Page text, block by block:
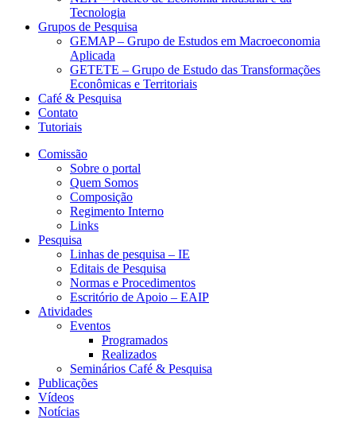
Tecnologia
Grupos de Pesquisa
GEMAP – Grupo de Estudos em Macroeconomia
Aplicada
GETETE – Grupo de Estudo das Transformações
Econômicas e Territoriais
Café & Pesquisa
Contato
Tutoriais
Comissão
Sobre o portal
Quem Somos
Composição
Regimento Interno
Links
Pesquisa
Linhas de pesquisa – IE
Editais de Pesquisa
Normas e Procedimentos
Escritório de Apoio – EAIP
Atividades
Eventos
Programados
Realizados
Seminários Café & Pesquisa
Publicações
Vídeos
Notícias